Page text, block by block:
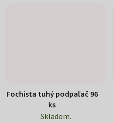
Fochista tuhý podpaľač 96
ks
Skladom.